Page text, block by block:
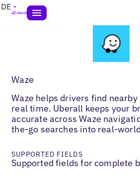
DE
Waze
Waze helps drivers find
real time. Uberall keeps your
accurate across Waze
the-go searches into real-
SUPPORTED FIELDS
Supported fields for complete